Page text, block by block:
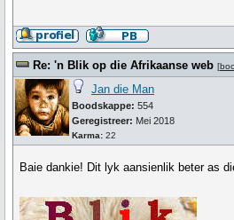
Re: 'n Blik op die Afrikaanse web [
Jan die Man
Boodskappe: 554
Geregistreer: Mei 2018
Karma: 22
Baie dankie! Dit lyk aansienlik beter as